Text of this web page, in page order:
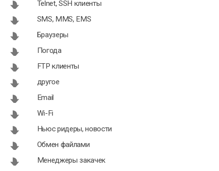
Dr. Safety
Android
Telnet, SSH клиенты
SMS, MMS, EMS
Браузеры
Погода
FTP клиенты
другое
Email
Wi-Fi
Ньюс ридеры, новости
Обмен файлами
Менеджеры закачек